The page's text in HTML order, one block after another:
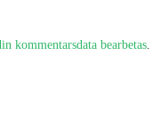
kommentarsdata bearbetas